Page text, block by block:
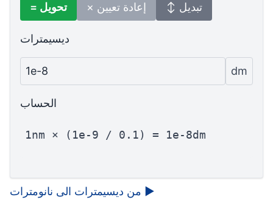
= تحويل × إعادة تعيين ↕ تبديل
ديسيمترات
1e-8 dm
الحساب
1nm × (1e-9 / 0.1) = 1e-8dm
من ديسيمترات الى نانومترات ▶